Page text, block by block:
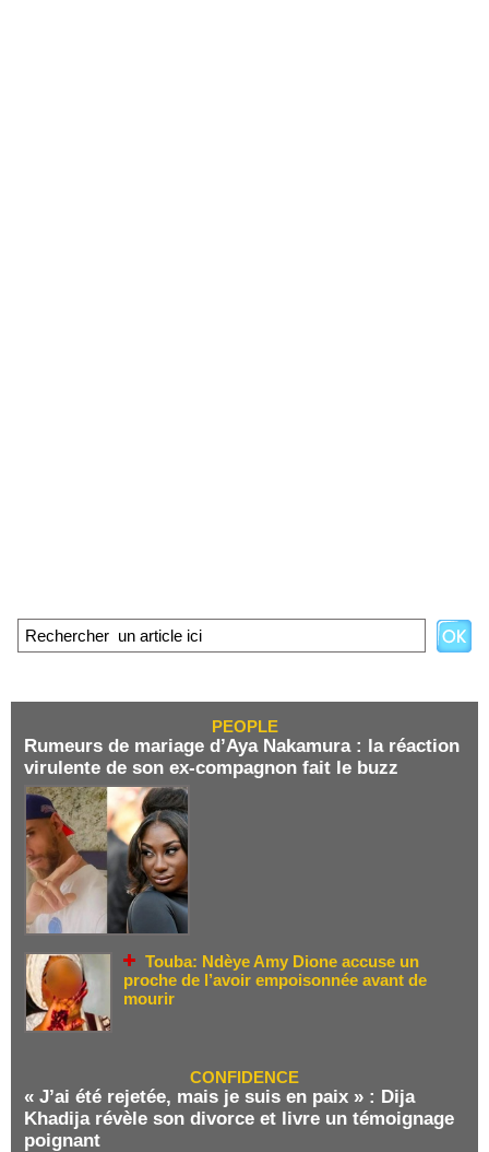
PEOPLE
Rumeurs de mariage d’Aya Nakamura : la réaction
virulente de son ex-compagnon fait le buzz
Touba: Ndèye Amy Dione accuse un
proche de l’avoir empoisonnée avant de
mourir
CONFIDENCE
« J’ai été rejetée, mais je suis en paix » : Dija
Khadija révèle son divorce et livre un témoignage
poignant